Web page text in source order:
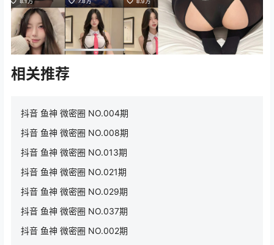
相关推荐
抖音 鱼神 微密圈 NO.004期
抖音 鱼神 微密圈 NO.008期
抖音 鱼神 微密圈 NO.013期
抖音 鱼神 微密圈 NO.021期
抖音 鱼神 微密圈 NO.029期
抖音 鱼神 微密圈 NO.037期
抖音 鱼神 微密圈 NO.002期